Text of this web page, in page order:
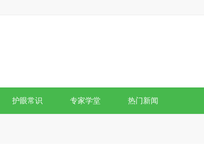
护眼常识 专家学堂 热门新闻